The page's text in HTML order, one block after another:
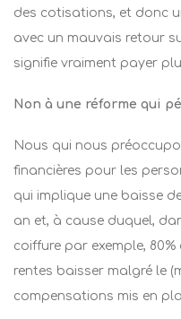
des cotisations, et donc
avec un mauvais retour
signifie vraiment payer
Non à une réforme qui
Nous qui nous
financières pour les
qui implique une baisse
an et, à cause duquel,
coiffure par exemple,
rentes baisser malgré le
compensations mis en